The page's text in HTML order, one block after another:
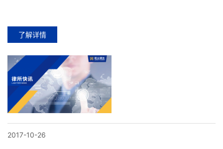
了解详情
2017-10-26